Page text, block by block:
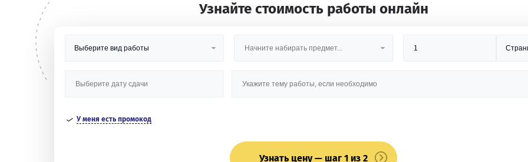
Узнайте стоимость работы онлайн
У меня есть промокод
Узнать цену — шаг 1 из 2